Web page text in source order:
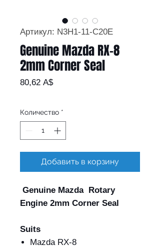
Артикул: N3H1-11-C20E
Genuine Mazda RX-8
2mm Corner Seal
80,62 A$Цена
Количество *
Добавить в корзину
Genuine Mazda Rotary
Engine 2mm Corner Seal
Suits
Mazda RX-8